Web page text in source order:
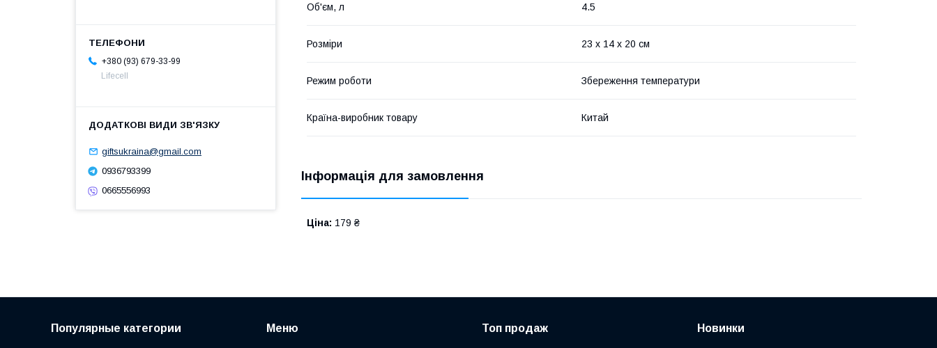
Об'єм, л 4.5
Розміри 23 х 14 х 20 см
Режим роботи Збереження температури
Країна-виробник товару Китай
Інформація для замовлення
Ціна: 179 ₴
+380 (93) 679-33-99
Lifecell
giftsukraina@gmail.com
0936793399
0665556993
Популярные категории Меню Топ продаж Новинки